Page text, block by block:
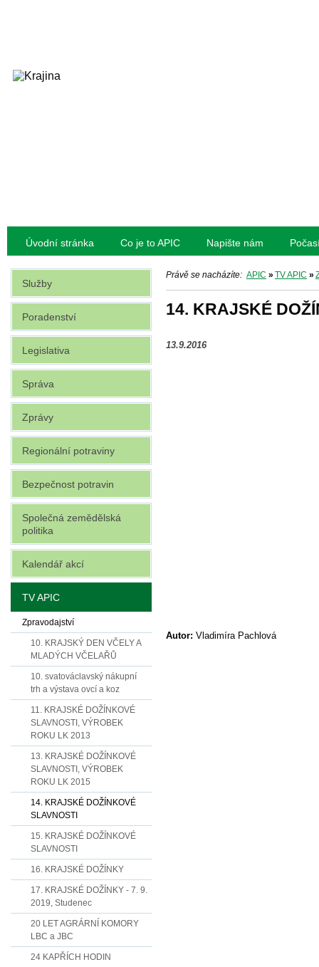
Úvodní stránka Co je to APIC Napište nám
Právě se nacházíte: APIC » TV APIC »
14. KRAJSKÉ
13.9.2016
Autor: Vladimíra Pachlová
Služby
Poradenství
Legislativa
Správa
Zprávy
Regionální potraviny
Bezpečnost potravin
Společná zemědělská
politika
Kalendář akcí
TV APIC
Zpravodajství
10. KRAJSKÝ DEN VČELY A
MLADÝCH VČELAŘŮ
10. svatováclavský nákupní
trh a výstava ovcí a koz
11. KRAJSKÉ DOŽÍNKOVÉ
SLAVNOSTI, VÝROBEK
ROKU LK 2013
13. KRAJSKÉ DOŽÍNKOVÉ
SLAVNOSTI, VÝROBEK
ROKU LK 2015
14. KRAJSKÉ DOŽÍNKOVÉ
SLAVNOSTI
15. KRAJSKÉ DOŽÍNKOVÉ
SLAVNOSTI
16. KRAJSKÉ DOŽÍNKY
17. KRAJSKÉ DOŽÍNKY - 7. 9.
2019, Studenec
20 LET AGRÁRNÍ KOMORY
LBC a JBC
24 KAPŘÍCH HODIN